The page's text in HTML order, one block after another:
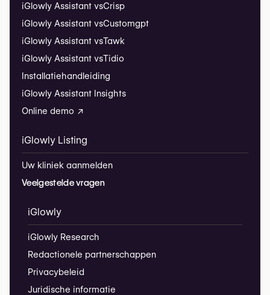
iGlowly Assistant vsCrisp
iGlowly Assistant vsCustomgpt
iGlowly Assistant vsTawk
iGlowly Assistant vsTidio
Installatiehandleiding
iGlowly Assistant Insights
Online demo ↗
iGlowly Listing
Uw kliniek aanmelden
Veelgestelde vragen
iGlowly
iGlowly Research
Redactionele partnerschappen
Privacybeleid
Juridische informatie